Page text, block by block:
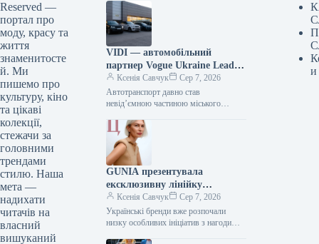
Reserved —
портал про
моду, красу та
життя
знаменитосте
й. Ми
пишемо про
культуру, кіно
та цікаві
колекції,
стежачи за
головними
трендами
стилю. Наша
мета —
надихати
читачів на
власний
вишуканий
VIDI — автомобільний
партнер Vogue Ukraine Leaders
Gala: які автомобілі будуть
представлені на заході
Ксенія Савчук
Сер 7, 2026
Автотранспорт давно став
невід’ємною частиною міського
роботу та дім, подорожі та
повсякденні клопоти. Тому вибір…
GUNIA презентувала
ексклюзивну лінійку
ювелірних виробів на честь
Дня Незалежності
Ксенія Савчук
Сер 7, 2026
Українські бренди вже розпочали
низку особливих ініціатив з нагоди
и